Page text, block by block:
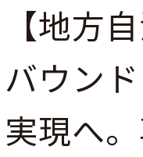
【地方
バウン
実現へ